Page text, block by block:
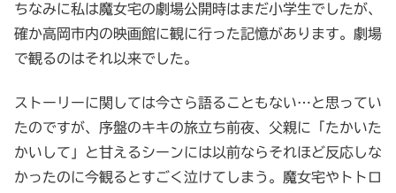
ちなみに私は魔女宅の劇場公開時はまだ小学生でしたが、
確か高岡市内の映画館に観に行った記憶があります。劇場
で観るのはそれ以来でした。
ストーリーに関しては今さら語ることもない…と思ってい
たのですが、序盤のキキの旅立ち前夜、父親に「たかいた
かいして」と甘えるシーンには以前ならそれほど反応しな
かったのに今観るとすごく泣けてしまう。魔女宅やトトロ